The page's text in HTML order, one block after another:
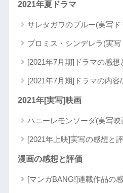
2021年夏ドラマ
サレタガワのブルー(実写ド
プロミス・シンデレラ(実写
[2021年7月期]ドラマの感想
[2021年7月期]ドラマの内容
2021年[実写]映画
ハニーレモンソーダ(実写映
[2021年上映]実写の感想と
漫画の感想と評価
[マンガBANG!]連載作品の